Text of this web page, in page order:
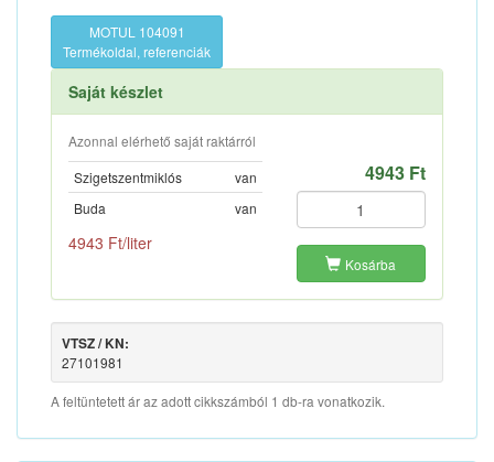
MOTUL 104091
Termékoldal, referenciák
Saját készlet
Azonnal elérhető saját raktárról
Szigetszentmiklós
van
Buda
van
4943 Ft/liter
4943 Ft
Kosárba
VTSZ / KN:
27101981
A feltüntetett ár az adott cikkszámból 1 db-ra vonatkozik.